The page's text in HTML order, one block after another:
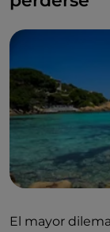
mundialmente
nocturna.
Entre los
Olbia , capital
entrada a la
sur,
Sant'Antioco ,
homónimo
playas
El mayor